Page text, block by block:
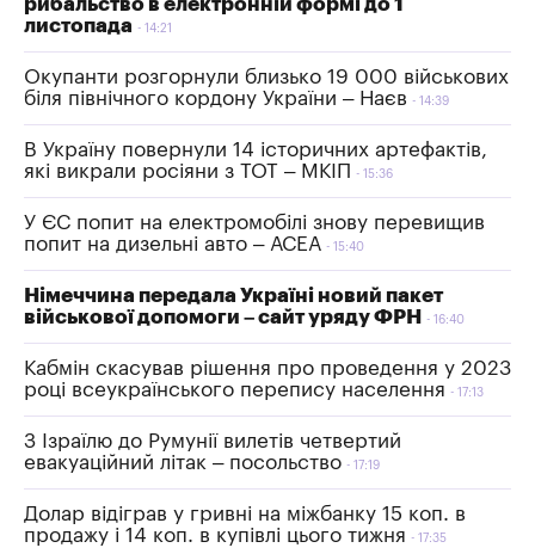
листопада
14:21
Окупанти розгорнули близько 19 000 військових
біля північного кордону України – Наєв
14:39
В Україну повернули 14 історичних артефактів,
які викрали росіяни з ТОТ – МКІП
15:36
У ЄС попит на електромобілі знову перевищив
попит на дизельні авто – АСЕА
15:40
Німеччина передала Україні новий пакет
військової допомоги – сайт уряду ФРН
16:40
Кабмін скасував рішення про проведення у 2023
році всеукраїнського перепису населення
17:13
З Ізраїлю до Румунії вилетів четвертий
евакуаційний літак – посольство
17:19
Долар відіграв у гривні на міжбанку 15 коп. в
продажу і 14 коп. в купівлі цього тижня
17:35